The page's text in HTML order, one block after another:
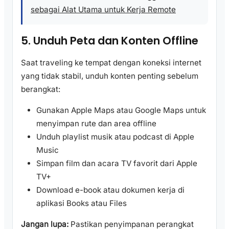
sebagai Alat Utama untuk Kerja Remote
5. Unduh Peta dan Konten Offline
Saat traveling ke tempat dengan koneksi internet
yang tidak stabil, unduh konten penting sebelum
berangkat:
Gunakan Apple Maps atau Google Maps untuk
menyimpan rute dan area offline
Unduh playlist musik atau podcast di Apple
Music
Simpan film dan acara TV favorit dari Apple
TV+
Download e-book atau dokumen kerja di
aplikasi Books atau Files
Jangan lupa: Pastikan penyimpanan perangkat